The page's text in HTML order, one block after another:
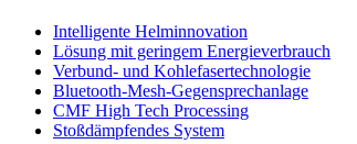
Intelligente Helminnovation
Lösung mit geringem Energieverbrauch
Verbund- und Kohlefasertechnologie
Bluetooth-Mesh-Gegensprechanlage
CMF High Tech Processing
Stoßdämpfendes System